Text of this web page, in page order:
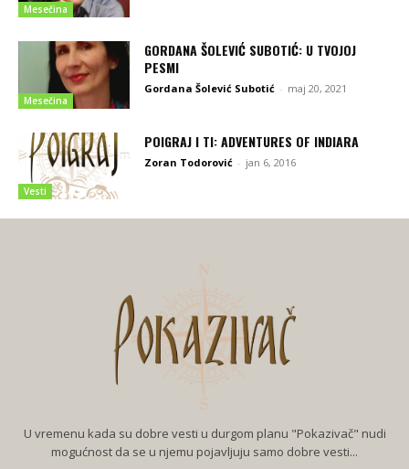
Mesečina
Mesečina
GORDANA ŠOLEVIĆ SUBOTIĆ: U TVOJOJ
PESMI
Gordana Šolević Subotić - maj 20, 2021
Vesti
POIGRAJ I TI: ADVENTURES OF INDIARA
Zoran Todorović - jan 6, 2016
U vremenu kada su dobre vesti u durgom planu "Pokazivač" nudi
mogućnost da se u njemu pojavljuju samo dobre vesti...